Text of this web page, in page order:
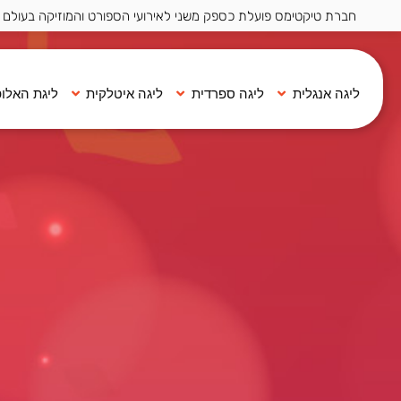
חברת טיקטימס פועלת כספק משני לאירועי הספורט והמוזיקה
ליגה אנגלית ליגה ספרדית ליגה איטלקית ליגת